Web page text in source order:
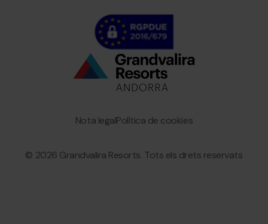
© 2026 Grandvalira Resorts. Tots els drets reservats
GranvaliraPolítica de cookies
Nota legal